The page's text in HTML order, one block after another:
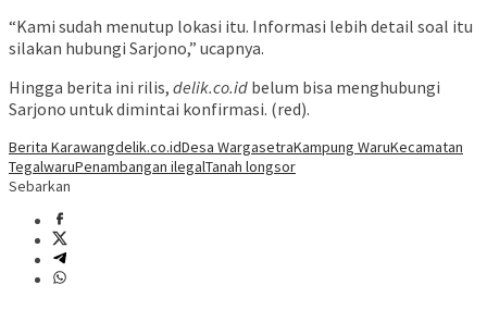
“Kami sudah menutup lokasi itu. Informasi lebih detail soal itu
silakan hubungi Sarjono,” ucapnya.
Hingga berita ini rilis, delik.co.id belum bisa menghubungi
Sarjono untuk dimintai konfirmasi. (red).
Berita Karawangdelik.co.idDesa WargasetraKampung WaruKecamatan
TegalwaruPenambangan ilegalTanah longsor
Sebarkan